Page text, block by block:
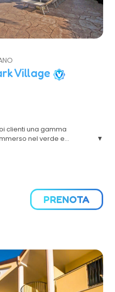
Village
clienti una gamma
nel verde e
Gargano, è l'ideale per
una vacanza da
e buona cucina.
PRENOTA